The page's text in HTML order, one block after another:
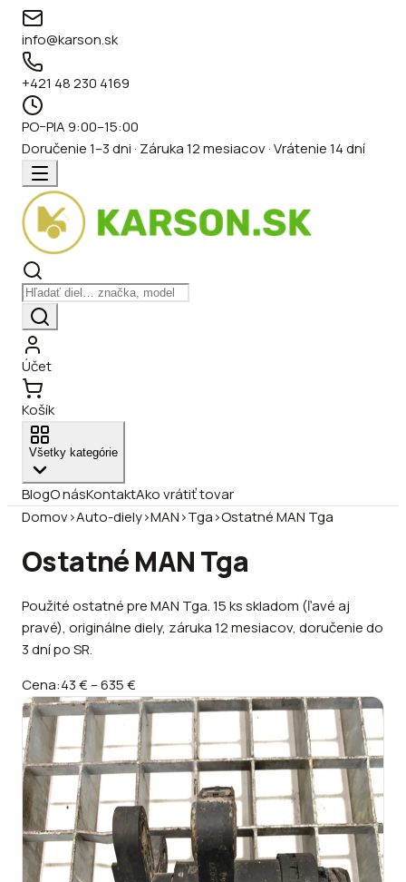
info@karson.sk
+421 48 230 4169
PO–PIA 9:00–15:00
Doručenie 1–3 dni · Záruka 12 mesiacov · Vrátenie 14 dní
Účet
Košík
Všetky kategórie
BlogO násKontaktAko vrátiť tovar
Domov›Auto-diely›MAN›Tga›Ostatné MAN Tga
Ostatné MAN Tga
Použité ostatné pre MAN Tga. 15 ks skladom (ľavé aj
pravé), originálne diely, záruka 12 mesiacov, doručenie do
3 dní po SR.
Cena:43 €–635 €